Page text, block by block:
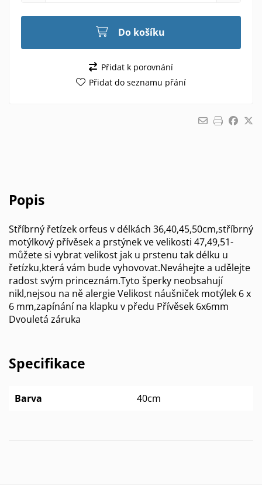
Do košíku
Přidat k porovnání
Přidat do seznamu přání
Popis
Stříbrný řetízek orfeus v délkách 36,40,45,50cm,stříbrný
motýlkový přívěsek a prstýnek ve velikosti 47,49,51-
můžete si vybrat velikost jak u prstenu tak délku u
řetízku,která vám bude vyhovovat.Neváhejte a udělejte
radost svým princeznám.Tyto šperky neobsahují
nikl,nejsou na ně alergie Velikost náušniček motýlek 6 x
6 mm,zapínání na klapku v předu Přívěsek 6x6mm
Dvouletá záruka
Specifikace
Barva 40cm